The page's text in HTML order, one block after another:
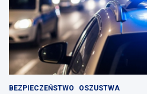
BEZPIECZEŃSTWO OSZUSTWA